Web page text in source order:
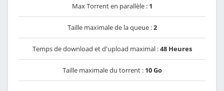
Max Torrent en parallèle : 1
Taille maximale de la queue :2
Temps de download et d'upload maximal :48 Heures
Taille maximale du torrent : 10 Go